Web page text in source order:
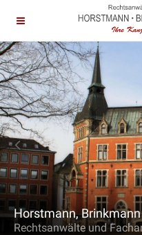
Horstmann,
Rechtsanwälte und